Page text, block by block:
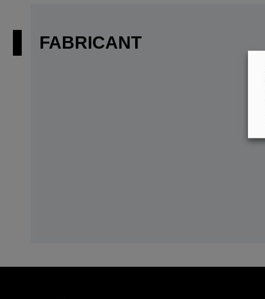
FABRICANT